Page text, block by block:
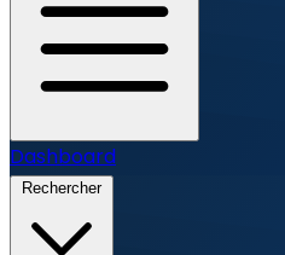
Dashboard
Rechercher